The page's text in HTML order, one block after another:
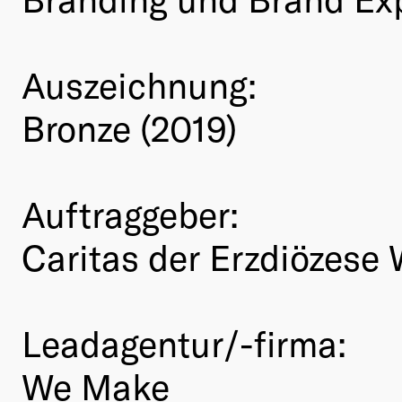
Auszeichnung:
Bronze (2019)
Auftraggeber:
Caritas der Erzdiözese
Leadagentur/-firma:
We Make